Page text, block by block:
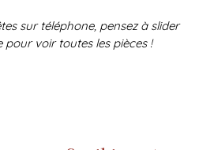
sur téléphone, pensez à slider
pour voir toutes les pièces !